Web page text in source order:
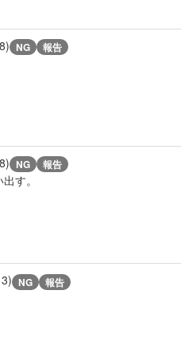
NG 報告
NG 報告
す。
NG 報告